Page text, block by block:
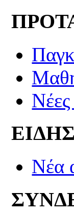
Νέες
Νέα